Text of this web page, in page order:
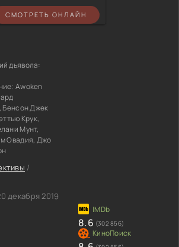
СМОТРЕТЬ ОНЛАЙН
дьявола:
Awoken
Бенсон Джек
Крук,
Мунт,
Овадия, Джо
/
декабря 2019
8.6 (302 856)